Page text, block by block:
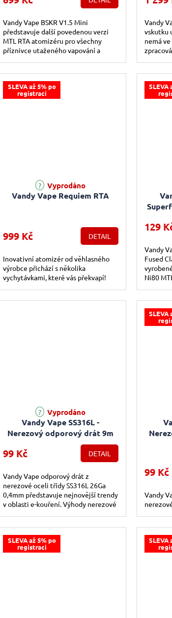
Vandy Vape BSKR V1.5 Mini
představuje další povedenou verzi
MTL RTA atomizéru pro všechny
příznivce utaženého vapování a
Vandy
vskutku
nemá
SLEVA až 5% po
registraci
Vandy Vape Requiem RTA
Průměrné hodnocení produktu je 5,0 z 5 hvězdiček.
Vyprodáno
999 Kč DETAIL
Inovativní atomizér od věhlasného
výrobce přichází s několika
vychytávkami, které vás překvapí!
SLEVA
Coil
129
Vandy
Fused
Ni80
Vandy Vape SS316L -
Nerezový odporový drát 9m
26GA 0,4mm
Vyprodáno
99 Kč DETAIL
Vandy Vape odporový drát z
nerezové oceli třídy SS316L 26Ga
0,4mm představuje nejnovější trendy
v oblasti e-kouření. Výhody nerezové
SLEVA
99 Kč
Vandy
SLEVA až 5% po
registraci
SLEVA